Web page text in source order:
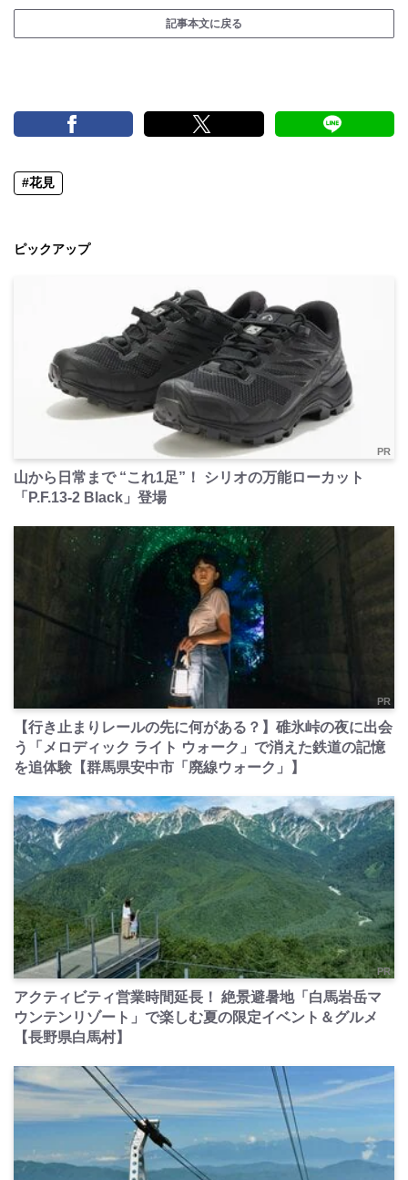
記事本文に戻る
#花見
ピックアップ
PR
山から日常まで “これ1足”！ シリオの万能ローカット
「P.F.13-2 Black」登場
PR
【行き止まりレールの先に何がある？】碓氷峠の夜に出会
う「メロディック ライト ウォーク」で消えた鉄道の記憶
を追体験【群馬県安中市「廃線ウォーク」】
PR
アクティビティ営業時間延長！ 絶景避暑地「白馬岩岳マ
ウンテンリゾート」で楽しむ夏の限定イベント＆グルメ
【長野県白馬村】